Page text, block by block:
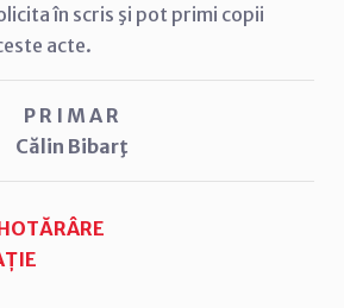
în scris şi pot primi copii
acte.
P R I M A R
Călin Bibarţ